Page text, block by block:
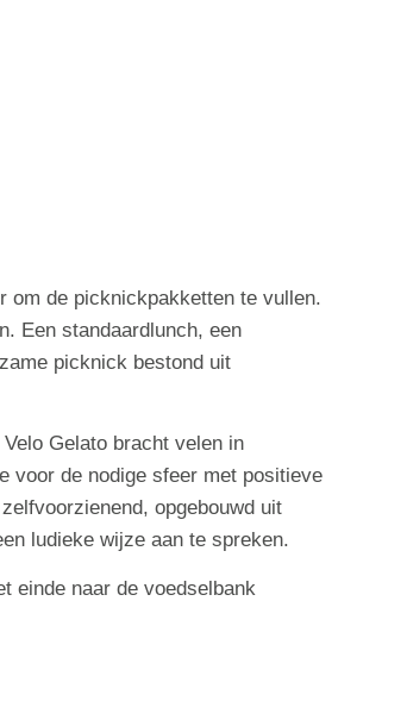
om de picknickpakketten te vullen.
Een standaardlunch, een
picknick bestond uit
Gelato bracht velen in
voor de nodige sfeer met positieve
opgebouwd uit
ludieke wijze aan te spreken.
einde naar de voedselbank